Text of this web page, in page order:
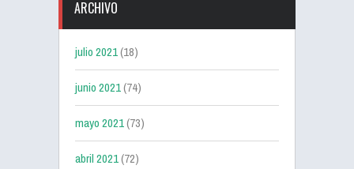
ARCHIVO
julio 2021(18)
junio 2021(74)
mayo 2021(73)
abril 2021(72)